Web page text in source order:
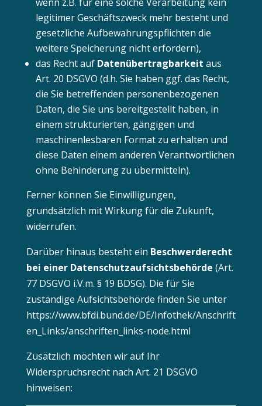
legitimer Geschäftszweck mehr besteht und
gesetzliche Aufbewahrungspflichten die
weitere Speicherung nicht erfordern),
das Recht auf Datenübertragbarkeit aus
Art. 20 DSGVO (d.h. Sie haben ggf. das Recht,
die Sie betreffenden personenbezogenen
Daten, die Sie uns bereitgestellt haben, in
einem strukturierten, gängigen und
maschinenlesbaren Format zu erhalten und
diese Daten einem anderen Verantwortlichen
ohne Behinderung zu übermitteln).
Ferner können Sie Einwilligungen,
grundsätzlich mit Wirkung für die Zukunft,
widerrufen.
Darüber hinaus besteht ein Beschwerderecht
bei einer Datenschutzaufsichtsbehörde (Art.
77 DSGVO i.V.m. § 19 BDSG). Die für Sie
zuständige Aufsichtsbehörde finden Sie unter
https://www.bfdi.bund.de/DE/Infothek/Anschrift
en_Links/anschriften_links-node.html
Zusätzlich möchten wir auf Ihr
Widerspruchsrecht nach Art. 21 DSGVO
hinweisen: